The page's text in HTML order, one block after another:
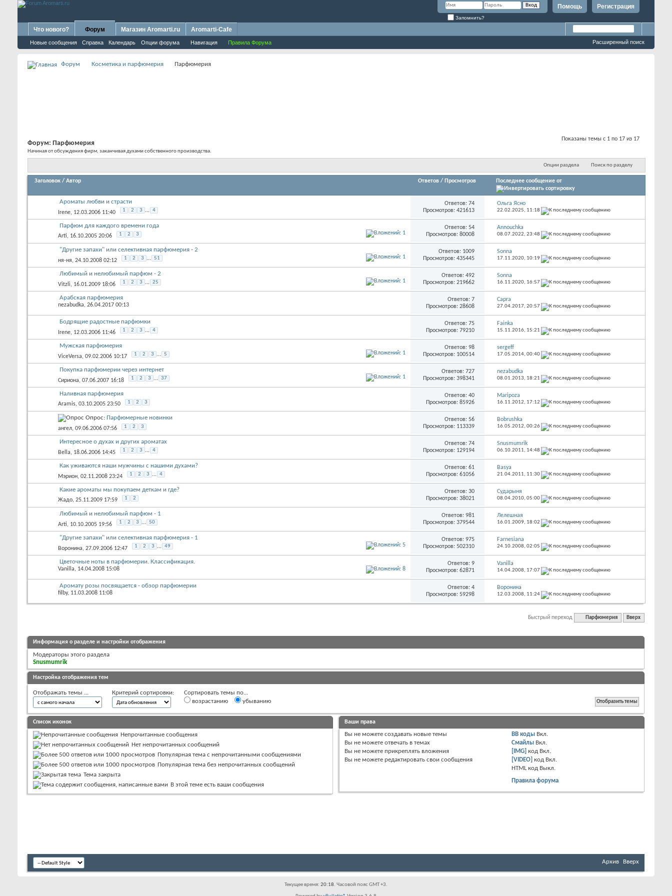
Регистрация
Помощь
Запомнить?
Что нового? Форум
Новые сообщения Справка Календарь Опции форума Навигация Правила Форума
Магазин Aromarti.ru Aromarti-Cafe
Расширенный поиск
Форум Косметика и парфюмерия Парфюмерия
Показаны темы с 1 по 17 из 17
Форум: Парфюмерия
Начиная от обсуждения фирм, заканчивая духами собственного производства.
Опции раздела Поиск по разделу
Заголовок / Автор Ответов / Просмотров Последнее сообщение от
Ароматы любви и страсти
Irene, 12.03.2006 11:40 1 2 3 ... 4
Ответов: 74
Просмотров: 421613
Ольга Ясно
22.02.2025, 11:18
Парфюм для каждого времени года
Arti, 16.10.2005 20:06 1 2 3
Ответов: 54
Просмотров: 80008
Annouchka
08.07.2022, 23:48
"Другие запахи" или селективная парфюмерия - 2
ня-ня, 24.10.2008 02:12 1 2 3 ... 51
Ответов: 1009
Просмотров: 435445
Sonna
17.11.2020, 10:19
Любимый и нелюбимый парфюм - 2
Vitzli, 16.01.2009 18:06 1 2 3 ... 25
Ответов: 492
Просмотров: 219662
Sonna
16.11.2020, 16:57
Арабская парфюмерия
nezabudka, 26.04.2017 00:13
Ответов: 7
Просмотров: 28608
Capra
27.04.2017, 20:57
Бодрящие радостные парфюмки
Irene, 12.03.2006 11:46 1 2 3 ... 4
Ответов: 75
Просмотров: 79210
Fainka
15.11.2016, 15:21
Мужская парфюмерия
ViceVersa, 09.02.2006 10:17 1 2 3 ... 5
Ответов: 98
Просмотров: 100514
sergeff
17.05.2014, 00:40
Покупка парфюмерии через интернет
Сириона, 07.06.2007 16:18 1 2 3 ... 37
Ответов: 727
Просмотров: 398341
nezabudka
08.01.2013, 18:21
Наливная парфюмерия
Aramis, 03.10.2005 23:50 1 2 3
Ответов: 40
Просмотров: 85926
Maripoza
16.11.2012, 17:12
Опрос: Парфюмерные новинки
ангел, 09.06.2006 07:56 1 2 3
Ответов: 56
Просмотров: 113339
Bobrushka
16.05.2012, 00:26
Интересное о духах и других ароматах
Bella, 18.06.2006 14:45 1 2 3 ... 4
Ответов: 74
Просмотров: 129194
Snusmumrik
06.10.2011, 14:48
Как уживаются наши мужчины с нашими духами?
Мэрион, 02.11.2008 23:24 1 2 3 ... 4
Ответов: 61
Просмотров: 61056
Basya
21.04.2011, 11:30
Какие ароматы мы покупаем деткам и где?
Жадо, 25.11.2009 17:59 1 2
Ответов: 30
Просмотров: 38021
Сударыня
08.04.2010, 05:00
Любимый и нелюбимый парфюм - 1
Arti, 10.10.2005 19:56 1 2 3 ... 50
Ответов: 981
Просмотров: 379544
Лелешная
16.01.2009, 18:02
"Другие запахи" или селективная парфюмерия - 1
Воронина, 27.09.2006 12:47 1 2 3 ... 49
Ответов: 975
Просмотров: 502310
Farnesiana
24.10.2008, 02:05
Цветочные ноты в парфюмерии. Классификация.
Vanilla, 14.04.2008 15:08
Ответов: 9
Просмотров: 62871
Vanilla
14.04.2008, 17:07
Аромату розы посвящается - обзор парфюмерии
filby, 11.03.2008 11:08
Ответов: 4
Просмотров: 59298
Воронина
12.03.2008, 11:24
Быстрый переход Парфюмерия Вверх
Информация о разделе и настройки отображения
Модераторы этого раздела
Snusmumrik
Настройка отображения тем
Отображать темы ... Критерий сортировки:
Сортировать темы по...
возрастанию
убыванию
Список иконок
Непрочитанные сообщения
Нет непрочитанных сообщений
Популярная тема с непрочитанными сообщениями
Популярная тема без непрочитанных сообщений
Тема закрыта
В этой теме есть ваши сообщения
Ваши права
Вы не можете создавать новые темы
Вы не можете отвечать в темах
Вы не можете прикреплять вложения
Вы не можете редактировать свои сообщения
BB коды Вкл.
Смайлы Вкл.
[IMG] код Вкл.
[VIDEO] код Вкл.
HTML код Выкл.
Правила форума
Архив Вверх
Текущее время: 20:18. Часовой пояс GMT +3.